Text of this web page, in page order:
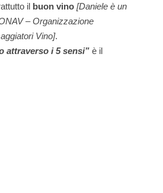
il buon vino [Daniele è un
– Organizzazione
Vino].
attraverso i 5 sensi” è il